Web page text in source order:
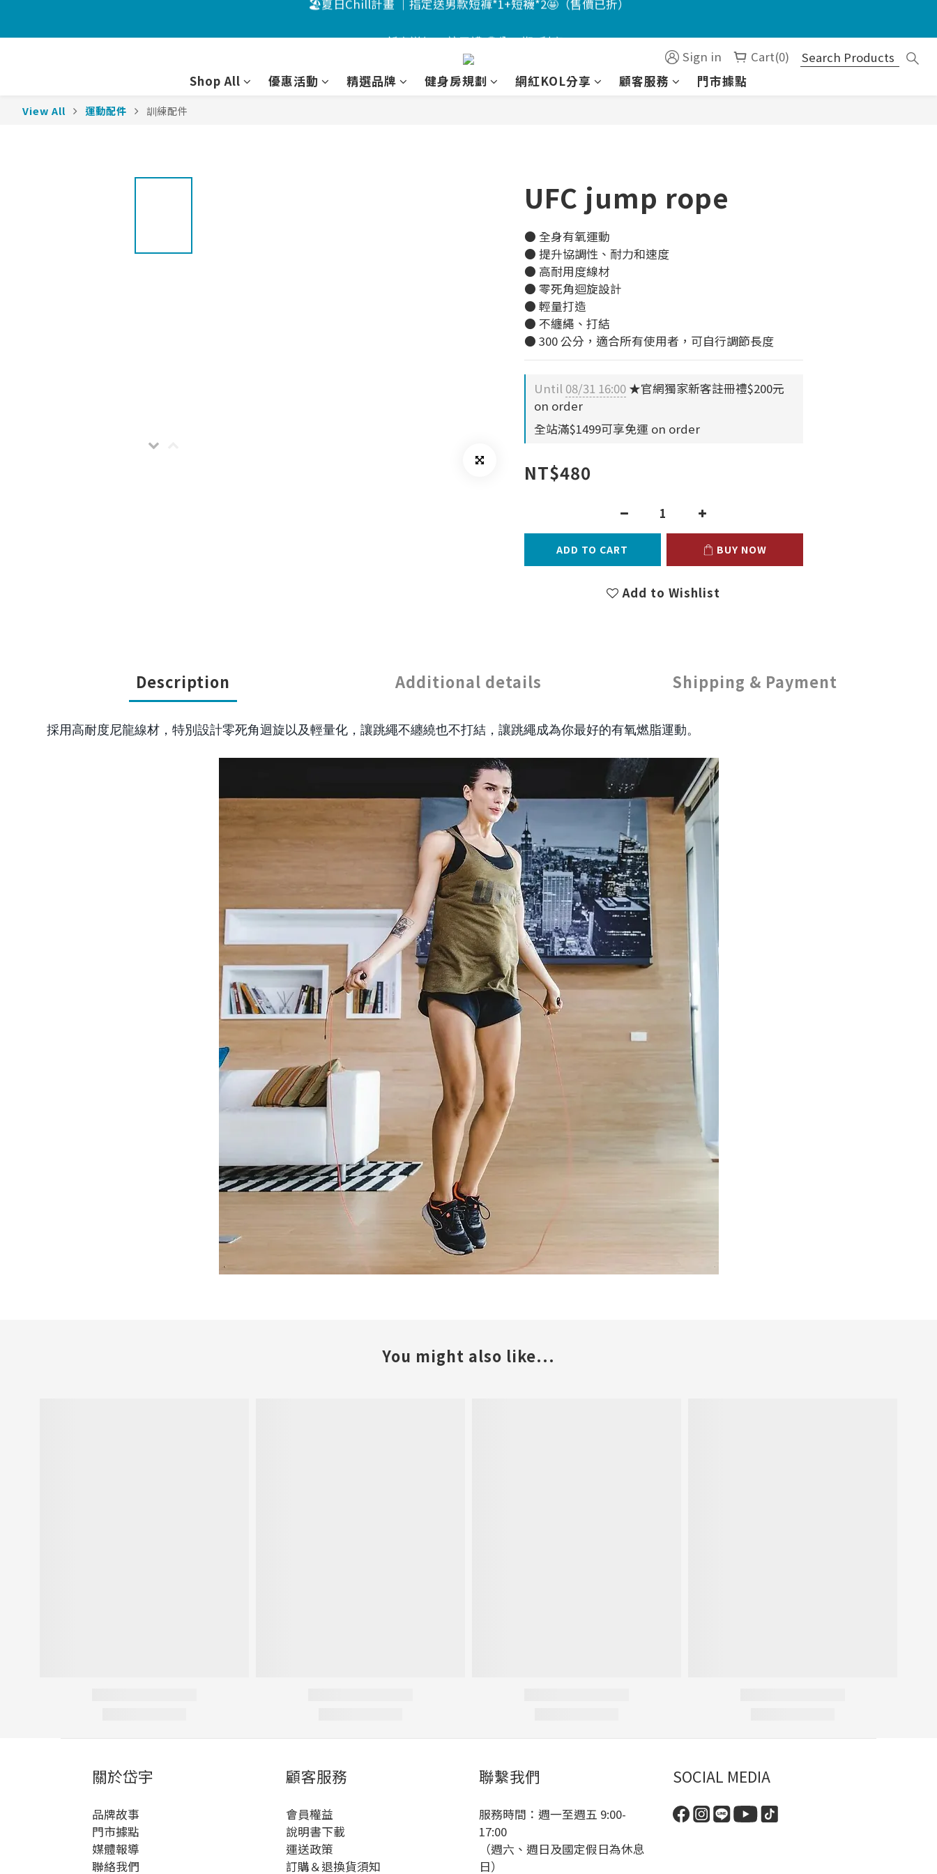
4
3
2
1
0
5
4
2
1
Days
3
2
8
7
4
3
1
0
1
7
6
4
3
4
3
Sign in
Cart(0)
Shop All
優惠活動 精選品牌 健身房規劃 網紅KOL分享 顧客服務 門市據點
View All 運動配件 訓練配件
UFC jump rope
● 全身有氧運動
● 提升協調性、耐力和速度
● 高耐用度線材
● 零死角迴旋設計
● 輕量打造
● 不纏繩、打結
● 300 公分，適合所有使用者，可自行調節長度
Until 08/31 16:00★官網獨家新客註冊禮$200元
on order
全站滿$1499可享免運 on order
NT$480
ADD TO CART BUY NOW
Add to Wishlist
Description Additional details Shipping & Payment
採用高耐度尼龍線材，特別設計零死角迴旋以及輕量化，讓跳繩不纏繞也不打結，讓跳繩成為你最好的有氧燃脂運動。
You might also like...
關於岱宇
品牌故事
門市據點
媒體報導
聯絡我們
顧客服務
會員權益
說明書下載
運送政策
訂購＆退換貨須知
聯繫我們
服務時間：週一至週五 9:00-
17:00
（週六、週日及國定假日為休息
日）
SOCIAL MEDIA